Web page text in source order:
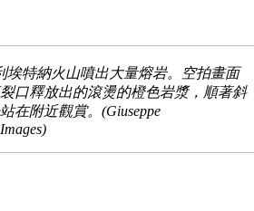
埃特納火山噴出大量熔岩。空拍畫面
口釋放出的滾燙的橙色岩漿，順著斜
在附近觀賞。(Giuseppe